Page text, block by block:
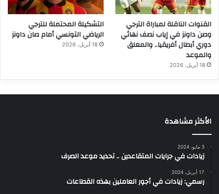
القنوات الناقلة لمباراة الترجي
وصن داونز في إياب نصف نهائي
دوري أبطال أفريقيا.. والمعلق
والموعد
18 أبريل، 2026
التشكيلة المحتملة للترجي
الرياضي التونسي أمام صان داونز
18 أبريل، 2026
الأكثر مشاهدة
3 مايو، 2024
زيادات في جرايات المتقاعدين .. تحديد موعد الصرف
17 أبريل، 2024
رسمي: زيادات في أجور العاملين بهذه القطاعات